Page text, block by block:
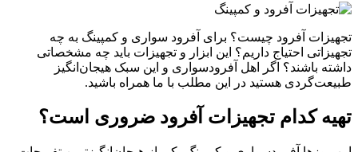
تجهیزات آفرود چیست؟ برای آفرود سواری و کمپینگ به چه
تجهیزاتی احتیاج داریم؟ این ابزار و تجهیزات باید چه مشخصاتی
داشته باشند؟ اگر اهل آفرودسواری و این سبک هیجان‌انگیز
طبیعت‌گردی هستید در این مطلب با ما همراه باشید.
تهیه کدام تجهیزات آفرود ضروری است؟